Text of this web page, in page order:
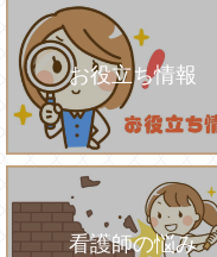
お役立ち情報
看護師の悩み